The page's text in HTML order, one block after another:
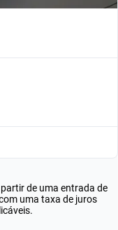
de uma entrada de
uma taxa de juros